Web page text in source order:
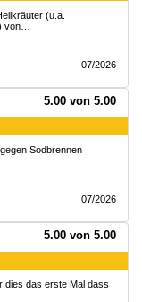
(u.a.
von…
07/2026
5.00 von 5.00
Sodbrennen
07/2026
5.00 von 5.00
dies das erste Mal dass